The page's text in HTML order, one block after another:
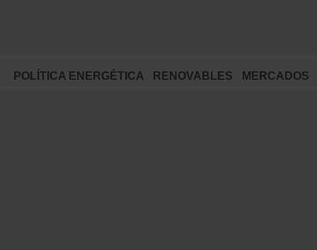
POLÍTICA ENERGÉTICA RENOVABLES MERCADOS